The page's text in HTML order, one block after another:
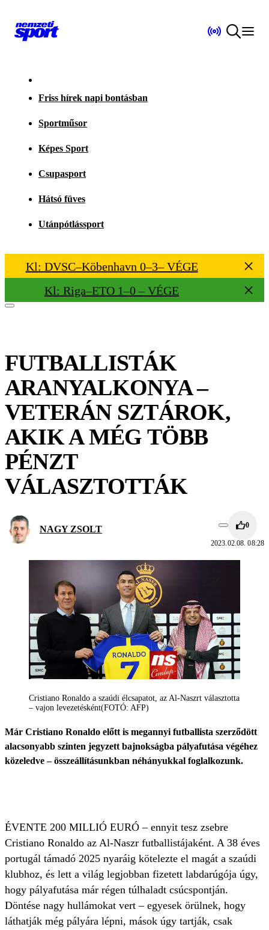
Friss hírek napi bontásban
Sportműsor
Képes Sport
Csupasport
Hátsó füves
Utánpótlássport
Kl: DVSC–Köbenhavn 0–3– VÉGE
Kl: Riga–ETO 1–0 – VÉGE
FUTBALLISTÁK
ARANYALKONYA –
VETERÁN SZTÁROK,
AKIK A MÉG TÖBB
PÉNZT
VÁLASZTOTTÁK
NAGY ZSOLT 0
2023.02.08. 08:28
Cristiano Ronaldo a szaúdi élcsapatot, az Al-Naszrt választotta
– vajon levezetésként(FOTÓ: AFP)
Már Cristiano Ronaldo előtt is megannyi futballista szerződött
alacsonyabb szinten jegyzett bajnokságba pályafutása végéhez
közeledve – összeállításunkban néhányukkal foglalkozunk.
ÉVENTE 200 MILLIÓ EURÓ – ennyit tesz zsebre
Cristiano Ronaldo az Al-Naszr futballistájaként. A 38 éves
portugál támadó 2025 nyaráig kötelezte el magát a szaúdi
klubhoz, és lett a világ legjobban fizetett labdarúgója úgy,
hogy pályafutása már régen túlhaladt csúcspontján.
Döntése nagy hullámokat vert – egyesek örülnek, hogy
láthatják még pályára lépni, mások úgy tartják, csak